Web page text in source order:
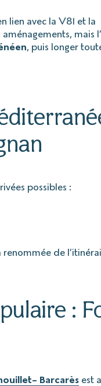
lien avec la V81 et la
mais
, puis longer
possibles :
de
:
Barcarès est